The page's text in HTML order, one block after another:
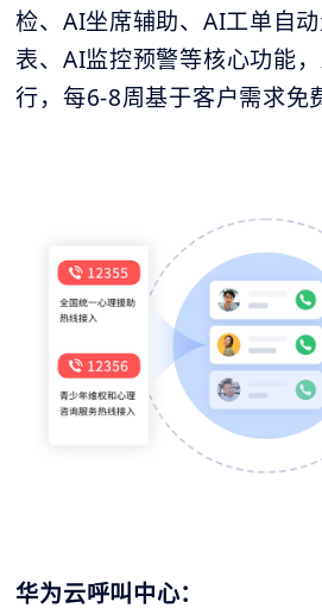
检、AI坐席辅助、AI工单自
表、AI监控预警等核心功能
行，每6-8周基于客户需求免
华为云呼叫中心：